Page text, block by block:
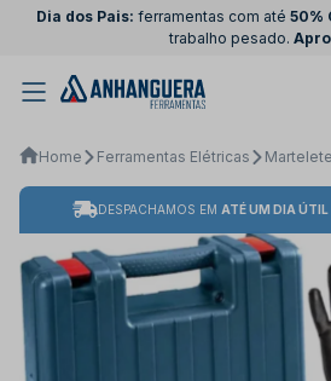
Dia dos Pais: ferramentas com até 50%
trabalho pesado.
Home Ferramentas Elétricas
DESPACHAMOS EM ATÉ UM DIA ÚTIL